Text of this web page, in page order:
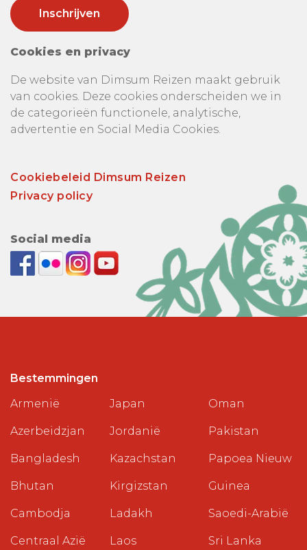
Cookies en privacy
De website van Dimsum Reizen maakt gebruik
van cookies. Deze cookies onderscheiden we in
de categorieën functionele, analytische,
advertentie en Social Media Cookies.
Cookiebeleid Dimsum Reizen
Privacy policy
Social media
Bestemmingen
Armenië
Azerbeidzjan
Bangladesh
Bhutan
Cambodja
Centraal Azië
Japan
Jordanië
Kazachstan
Kirgizstan
Ladakh
Laos
Oman
Pakistan
Papoea Nieuw
Guinea
Saoedi-Arabië
Sri Lanka